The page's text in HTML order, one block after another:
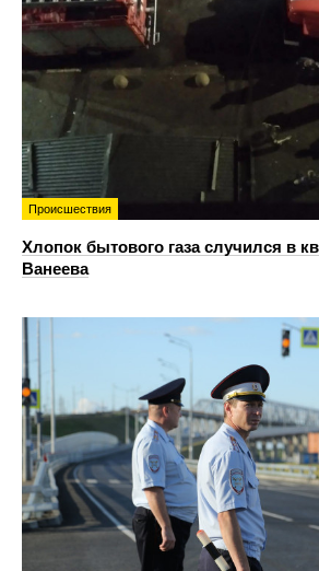
Происшествия
Хлопок бытового газа случился в
Ванеева